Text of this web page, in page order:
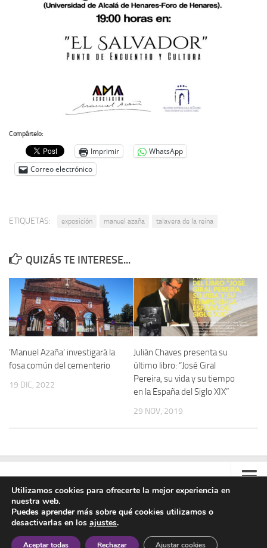
Publicaciones destacadas de nuestra hemeroteca
Compártelo:
Imprimir
WhatsApp
Correo electrónico
ETIQUETAS: exposición manuel azaña talavera de la reina
QUIZÁS TE INTERESE...
‘Manuel Azaña’ investigará la
fosa común del cementerio
19 DIC, 2022
Julián Chaves presenta su
último libro: “José Giral
Pereira, su vida y su tiempo
en la España del Siglo XIX”
29 NOV, 2019
Contacto
Colabora
Asociación Manuel Azaña © 2020 - Todos los derechos reservados
Utilizamos cookies para ofrecerte la mejor experiencia en
nuestra web.
Puedes aprender más sobre qué cookies utilizamos o
desactivarlas en los ajustes.
Aceptar todas Rechazar Ajustar cookies